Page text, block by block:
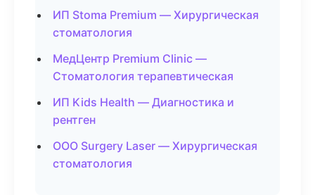
ИП Stoma Premium — Хирургическая
стоматология
МедЦентр Premium Clinic —
Стоматология терапевтическая
ИП Kids Health — Диагностика и
рентген
ООО Surgery Laser — Хирургическая
стоматология